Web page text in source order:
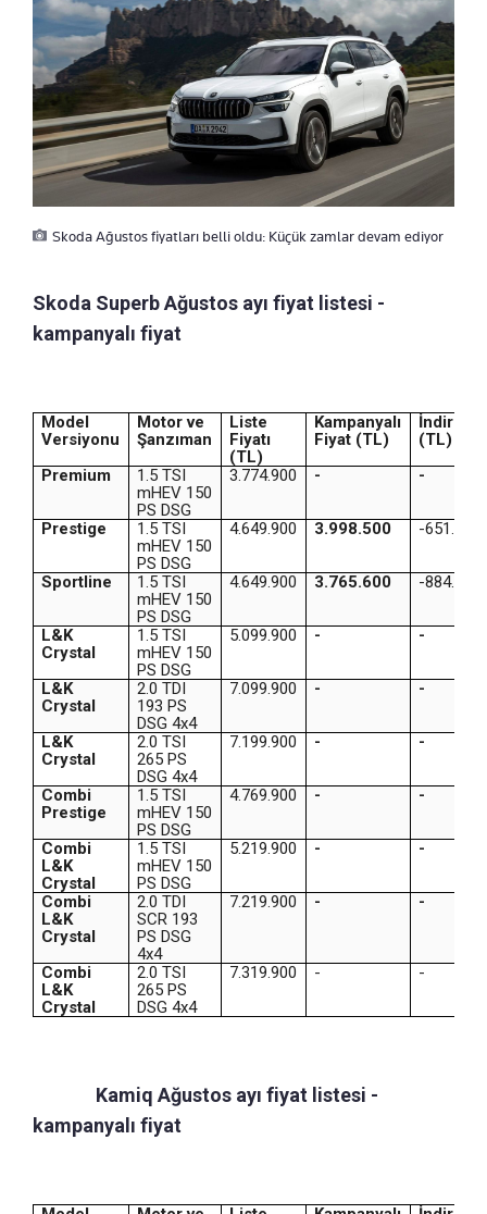
Skoda Ağustos fiyatları belli oldu: Küçük zamlar devam ediyor
Skoda Superb Ağustos ayı fiyat listesi -
kampanyalı fiyat
Model
Versiyonu
Motor ve
Şanzıman
Liste
Fiyatı
(TL)
Kampanyalı
Fiyat (TL)
İndirim
(TL)
Premium
1.5 TSI
mHEV 150
PS DSG
3.774.900 - -
Prestige
1.5 TSI
mHEV 150
PS DSG
4.649.900 3.998.500 -651.400
Sportline
1.5 TSI
mHEV 150
PS DSG
4.649.900 3.765.600 -884.300
L&K
Crystal
1.5 TSI
mHEV 150
PS DSG
5.099.900 - -
L&K
Crystal
2.0 TDI
193 PS
DSG 4x4
7.099.900 - -
L&K
Crystal
2.0 TSI
265 PS
DSG 4x4
7.199.900 - -
Combi
Prestige
1.5 TSI
mHEV 150
PS DSG
4.769.900 - -
Combi
L&K
Crystal
1.5 TSI
mHEV 150
PS DSG
5.219.900 - -
Combi
L&K
Crystal
2.0 TDI
SCR 193
PS DSG
4x4
7.219.900 - -
Combi
L&K
Crystal
2.0 TSI
265 PS
DSG 4x4
7.319.900 - -
Kamiq Ağustos ayı fiyat listesi -
kampanyalı fiyat